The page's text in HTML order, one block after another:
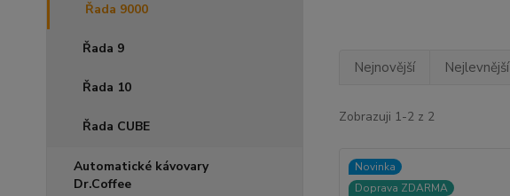
Řada 9000
Řada 9
Řada 10
Řada CUBE
Automatické kávovary
Dr.Coffee
Nejnovější Nejlevnější
Zobrazuji 1-2 z 2
Novinka
Doprava ZDARMA